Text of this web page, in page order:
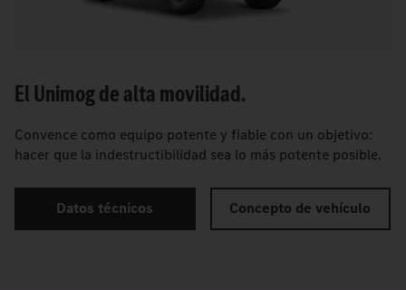
El Unimog de alta movilidad.
Convence como equipo potente y fiable con un objetivo:
hacer que la indestructibilidad sea lo más potente posible.
Datos técnicos Concepto de vehículo